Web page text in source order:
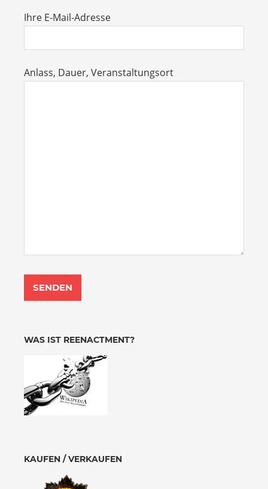
Ihre E-Mail-Adresse
Anlass, Dauer, Veranstaltungsort
WAS IST REENACTMENT?
KAUFEN / VERKAUFEN